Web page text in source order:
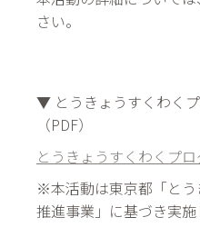
さい。
▼ とうきょうすくわく
（PDF）
とうきょうすくわくプ
※本活動は東京都「と
推進事業」に基づき実施